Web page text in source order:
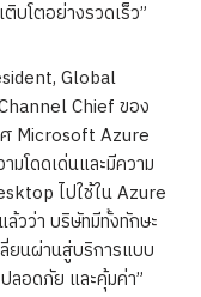
บโตอย่างรวดเร็ว”
Global
Chief ของ
ศ Microsoft Azure
โดดเด่นและมีความ
ไปใช้ใน Azure
วว่า บริษัทมีทั้งทักษะ
ยนผ่านสู่บริการแบบ
อดภัย และคุ้มค่า”